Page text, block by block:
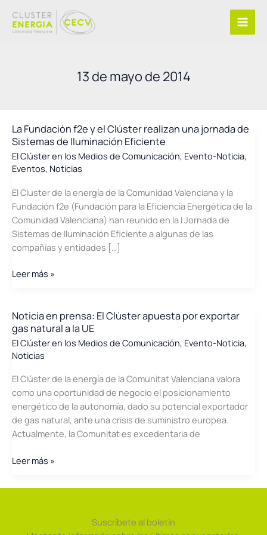
contenido
13 de mayo de 2014
La Fundación f2e y el Clúster realizan una jornada de
Sistemas de Iluminación Eficiente
El Clúster en los Medios de Comunicación, Evento-Noticia,
Eventos, Noticias
El Cluster de la energía de la Comunidad Valenciana y la
Fundación f2e (Fundación para la Eficiencia Energética de la
Comunidad Valenciana) han reunido en la I Jornada de
Sistemas de Iluminación Eficiente a algunas de las
compañías y entidades […]
La
y
el
Clúster
realizan
jornada
de
Sistemas
de
Iluminación
Leer más »
Noticia en prensa: El Clúster apuesta por exportar
gas natural a la UE
El Clúster en los Medios de Comunicación, Evento-Noticia,
Noticias
El Clúster de la energía de la Comunitat Valenciana valora
como una oportunidad de negocio el posicionamiento
energético de la autonomía, dado su potencial exportador
de gas natural, ante una crisis de suministro europea.
Actualmente, la Comunitat es excedentaria de
Noticia
prensa:
Leer más »
Suscríbete al boletín